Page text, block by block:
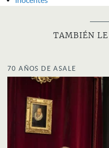
TAMBIÉN LE
70 AÑOS DE ASALE